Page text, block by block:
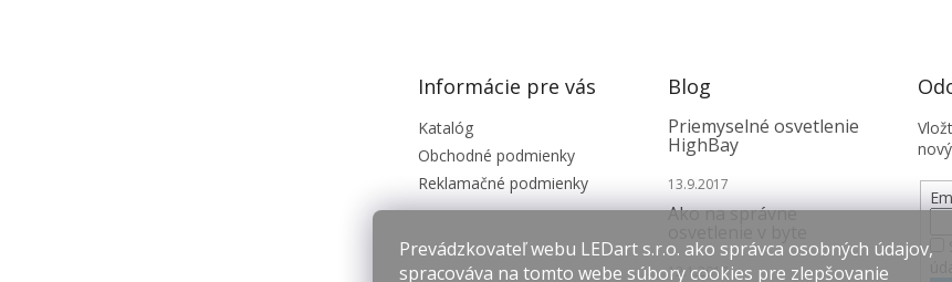
Prevádzkovateľ webu LEDart s.r.o. ako správca osobných údajov,
spracováva na tomto webe súbory cookies pre zlepšovanie
Informácie pre vás
Katalóg
Obchodné podmienky
Reklamačné podmienky
Blog
Priemyselné osvetlenie
HighBay
13.9.2017
Ako na správne
12.1.2017